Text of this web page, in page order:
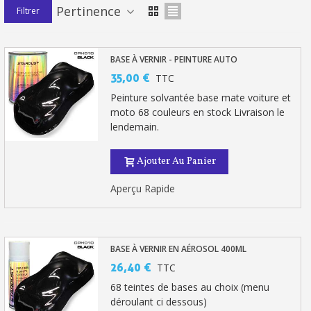
Réduction de 5€ sur la première commande
10€ de bon d'achat pour chaque parrainage
Inscription à la newsletter : 5€ de réduction
Filtrer Pertinence
BASE À VERNIR - PEINTURE AUTO
35,00 € TTC
Peinture solvantée base mate voiture et
moto 68 couleurs en stock Livraison le
lendemain.
Ajouter Au Panier
Aperçu Rapide
BASE À VERNIR EN AÉROSOL 400ML
26,40 € TTC
68 teintes de bases au choix (menu
déroulant ci dessous)